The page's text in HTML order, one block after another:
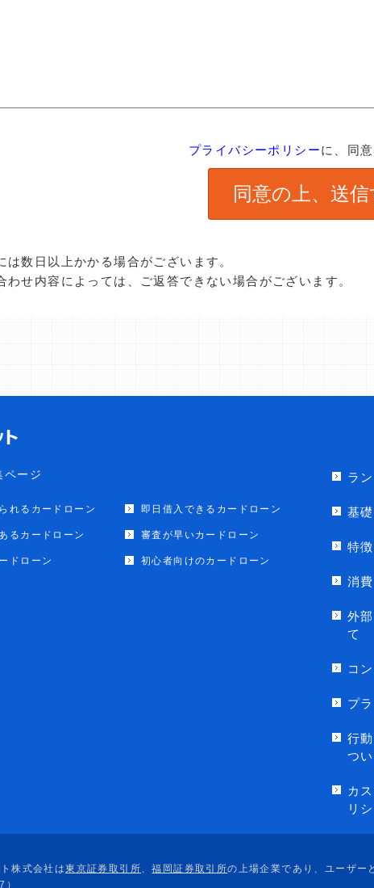
プライバシーポリシーに、同
数日以上かかる場合がございます。
せ内容によっては、ご返答できない場合がございます。
ページ
れるカードローン 即日借入できるカードローン
るカードローン 審査が早いカードローン
ドローン 初心者向けのカードローン
ラ
基
特
消
外
て
コ
プ
行
つ
カ
リ